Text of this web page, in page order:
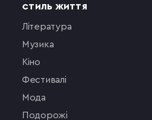
СТИЛЬ ЖИТТЯ
література
музика
кіно
фестивалі
мода
подорожі